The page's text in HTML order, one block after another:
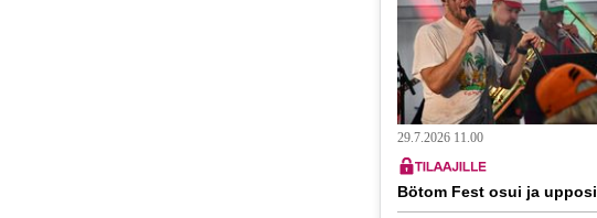
29.7.2026 11.00
Bötom Fest osui ja upposi